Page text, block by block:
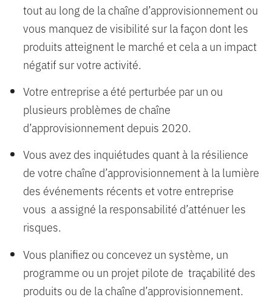
tout au long de la chaîne d’approvisionnement ou
vous manquez de visibilité sur la façon dont les
produits atteignent le marché et cela a un impact
négatif sur votre activité.
Votre entreprise a été perturbée par un ou
plusieurs problèmes de chaîne
d’approvisionnement depuis 2020.
Vous avez des inquiétudes quant à la résilience
de votre chaîne d’approvisionnement à la lumière
des événements récents et votre entreprise
vous a assigné la responsabilité d’atténuer les
risques.
Vous planifiez ou concevez un système, un
programme ou un projet pilote de traçabilité des
produits ou de la chaîne d’approvisionnement.